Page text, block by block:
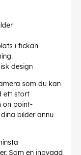
i fickan
design
som du kan
ett stort
on point-
bilder ännu
Som en inbyggd